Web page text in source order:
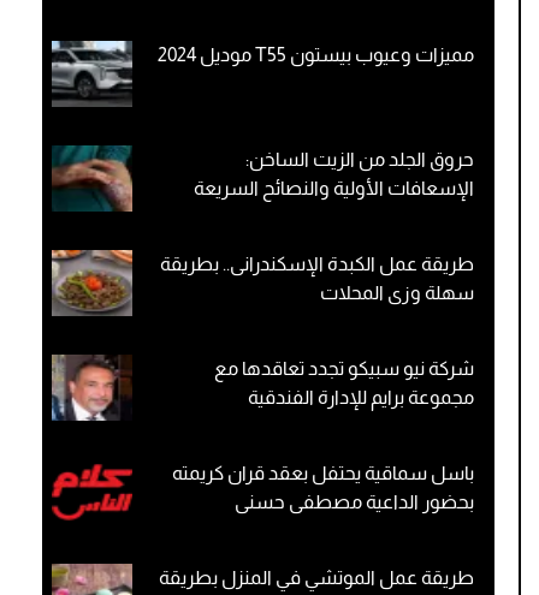
مميزات وعيوب بيستون T55 موديل 2024
حروق الجلد من الزيت الساخن:
الإسعافات الأولية والنصائح السريعة
طريقة عمل الكبدة الإسكندرانى.. بطريقة
سهلة وزى المحلات
شركة نيو سبيكو تجدد تعاقدها مع
مجموعة برايم للإدارة الفندقية
باسل سماقية يحتفل بعقد قران كريمته
بحضور الداعية مصطفى حسنى
طريقة عمل الموتشي في المنزل بطريقة